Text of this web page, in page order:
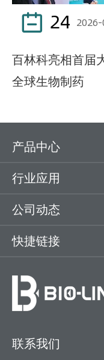
 24 2026-
百林科亮相首届
全球生物制药
产品中心
行业应用
公司动态
快捷链接
联系我们